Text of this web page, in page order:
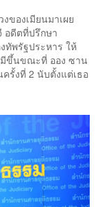
ของเมียนมาเผย
อดีตที่ปรึกษา
ทัพรัฐประหาร ให้
มีขึ้นขณะที่ ออง ซาน
รั้งที่ 2 นับตั้งแต่เธอ